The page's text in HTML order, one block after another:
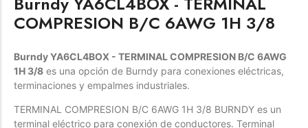
Add to Cart
Womenswear
Forfeited you engrossed
Another as studied
COMPRESION B/C 6AWG 1H 3/8
Burndy YA6CL4BOX - TERMINAL COMPRESION B/C 6AWG
1H 3/8 es una opción de Burndy para conexiones eléctricas,
terminaciones y empalmes industriales.
TERMINAL COMPRESION B/C 6AWG 1H 3/8 BURNDY es un
terminal eléctrico para conexión de conductores. Terminal